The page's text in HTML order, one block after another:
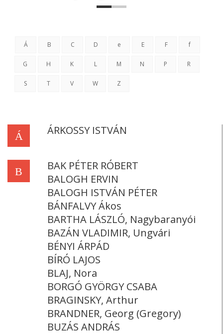
Á B C D e E F f
G H K L M N P R
S T V W Z
Á ÁRKOSSY ISTVÁN
B
BAK PÉTER RÓBERT
BALOGH ERVIN
BALOGH ISTVÁN PÉTER
BÁNFALVY Ákos
BARTHA LÁSZLÓ, Nagybaranyói
BAZÁN VLADIMIR, Ungvári
BÉNYI ÁRPÁD
BÍRÓ LAJOS
BLAJ, Nora
BORGÓ GYÖRGY CSABA
BRAGINSKY, Arthur
BRANDNER, Georg (Gregory)
BUZÁS ANDRÁS